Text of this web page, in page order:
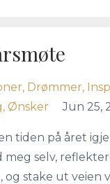
Drømmer
Ønsker Jun 25,
tiden på året
meg selv,
og stake ut veien